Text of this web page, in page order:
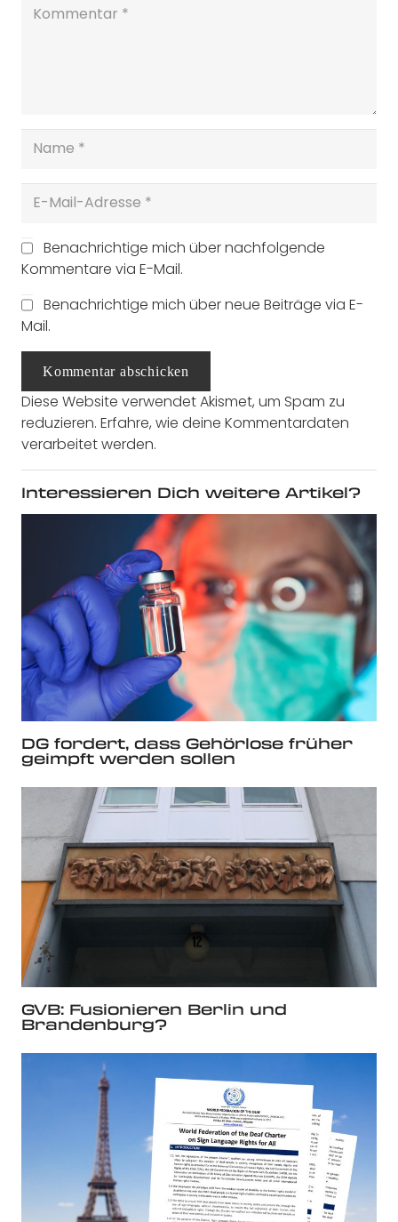
Benachrichtige mich über nachfolgende
Kommentare via E-Mail.
Benachrichtige mich über neue Beiträge via E-
Mail.
Kommentar abschicken
Diese Website verwendet Akismet, um Spam zu
reduzieren. Erfahre, wie deine Kommentardaten
verarbeitet werden.
Interessieren Dich weitere Artikel?
DG fordert, dass Gehörlose früher
geimpft werden sollen
GVB: Fusionieren Berlin und
Brandenburg?